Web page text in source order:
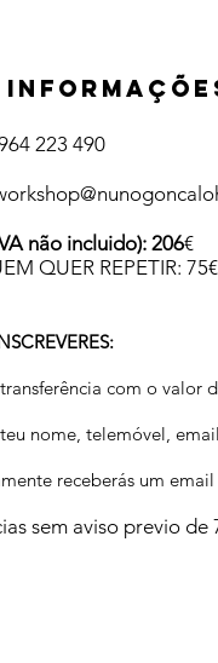
223 490
não incluido): 206€
QUER REPETIR: 75€
com o valor
nome, telemóvel,
receberás um
sem aviso previo